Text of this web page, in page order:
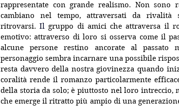
rappresentate con grande realismo. Non
cambiano nel tempo, attraversati da
ritrovarsi. Il gruppo di amici che attraversa il
emotivo: attraverso di loro si osserva come il
alcune persone restino ancorate al
personaggio sembra incarnare una possibile
resta davvero della nostra giovinezza quando
coralità rende il romanzo particolarmente
della storia da solo; è piuttosto nel loro
che emerge il ritratto più ampio di una